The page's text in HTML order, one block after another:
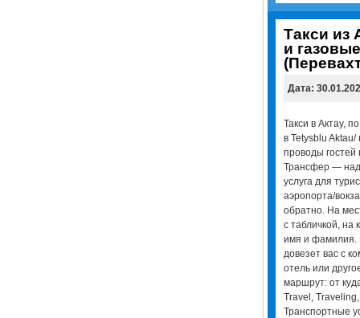
Такси из
и
Дата:
Такси в Актау,
в Tetysblu Aktau/
проводы гостей
Трансфер —
услуга для
аэропорта/
обратно. На
с табличкой, на
имя и фамилия.
довезет вас с
отель или
маршрут: от
Travel,
Транспортные